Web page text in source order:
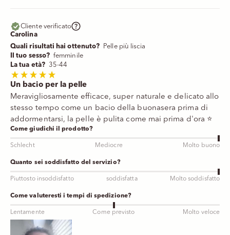
Cliente verificato
Carolina
Quali risultati hai ottenuto?
Pelle più liscia
Il tuo sesso? femminile
La tua età?
35-44
Un bacio per la pelle
Meravigliosamente efficace, super naturale e delicato allo
stesso tempo come un bacio della buonasera prima di
addormentarsi, la pelle è pulita come mai prima d'ora ⭐️
Come giudichi il prodotto?
Schlecht Mediocre Molto buono
Quanto sei soddisfatto del servizio?
Piuttosto insoddisfatto soddisfatta Molto soddisfatto
Come valuteresti i tempi di spedizione?
Lentamente Come previsto Molto veloce